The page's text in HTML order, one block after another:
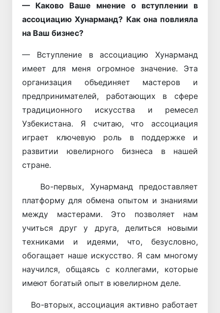
— Каково Ваше мнение о вступлении в
ассоциацию Хунарманд? Как она повлияла
на Ваш бизнес?
— Вступление в ассоциацию Хунарманд
имеет для меня огромное значение. Эта
организация объединяет мастеров и
предпринимателей, работающих в сфере
традиционного искусства и ремесел
Узбекистана. Я считаю, что ассоциация
играет ключевую роль в поддержке и
развитии ювелирного бизнеса в нашей
стране.
Во-первых, Хунарманд предоставляет
платформу для обмена опытом и знаниями
между мастерами. Это позволяет нам
учиться друг у друга, делиться новыми
техниками и идеями, что, безусловно,
обогащает наше искусство. Я сам многому
научился, общаясь с коллегами, которые
имеют богатый опыт в ювелирном деле.
Во-вторых, ассоциация активно работает